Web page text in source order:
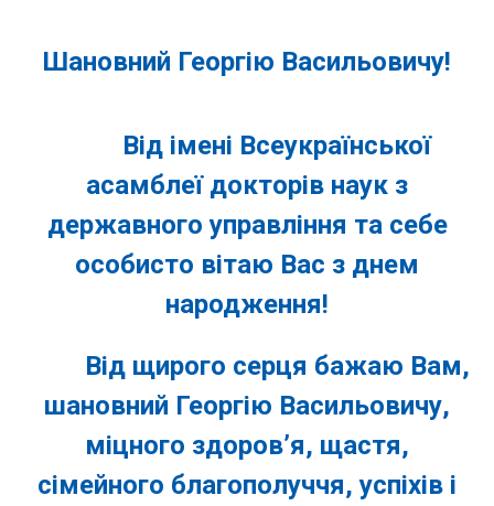
Шановний Георгію Васильовичу!
Від імені Всеукраїнської
асамблеї докторів наук з
державного управління та себе
особисто вітаю Вас з днем
народження!
Від щирого серця бажаю Вам,
шановний Георгію Васильовичу,
міцного здоров’я, щастя,
сімейного благополуччя, успіхів і